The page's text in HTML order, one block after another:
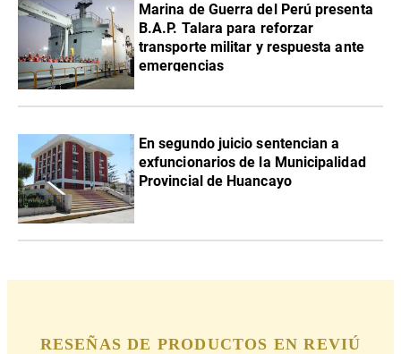
Marina de Guerra del Perú presenta
B.A.P. Talara para reforzar
transporte militar y respuesta ante
emergencias
En segundo juicio sentencian a
exfuncionarios de la Municipalidad
Provincial de Huancayo